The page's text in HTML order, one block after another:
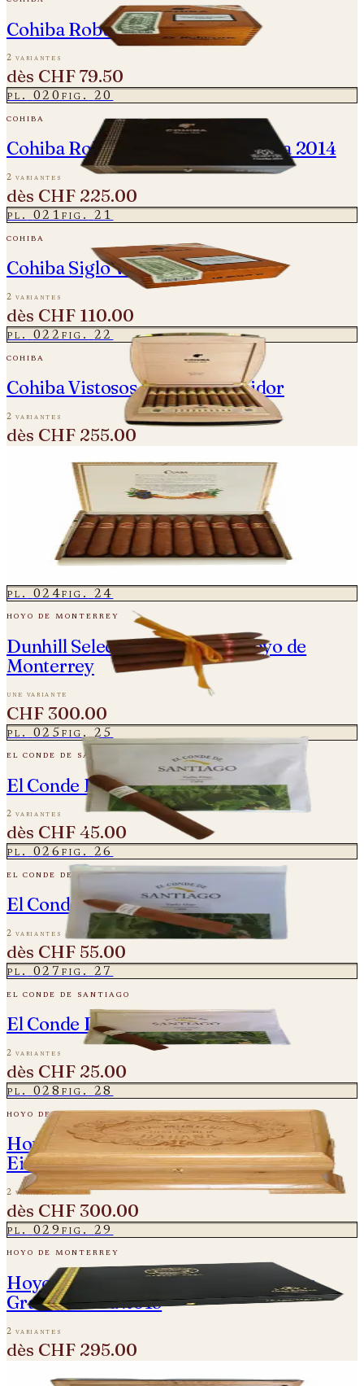
Cohiba Robusto
2 variantes
dès CHF 79.50
pl. 020fig. 20
cohiba
Cohiba Robusto Reserva - Cosecha 2014
2 variantes
dès CHF 225.00
pl. 021fig. 21
cohiba
Cohiba Siglo VI - Vintage 2021
2 variantes
dès CHF 110.00
pl. 022fig. 22
cohiba
Cohiba Vistosos - Travel Humidor
2 variantes
dès CHF 255.00
Cuaba Distinguidos - Vintage 2008 -
Einzelne Zigarre
2 variantes
pl. 024fig. 24
hoyo de monterrey
Dunhill Seleccion - Made by Hoyo de
Monterrey
une variante
CHF 300.00
pl. 025fig. 25
el conde de santiago
El Conde De Santiago - Especial
2 variantes
dès CHF 45.00
pl. 026fig. 26
el conde de santiago
El Conde De Santiago Piramide
2 variantes
dès CHF 55.00
pl. 027fig. 27
el conde de santiago
El Conde De Santiago - Robustos
2 variantes
dès CHF 25.00
pl. 028fig. 28
hoyo de monterrey
Hoyo de Monterrey - Diademas 2004 -
Einzelne Zigarre
2 variantes
dès CHF 300.00
pl. 029fig. 29
hoyo de monterrey
Hoyo de Monterrey - Double Coronas
Gran Reserva 2013
2 variantes
dès CHF 295.00